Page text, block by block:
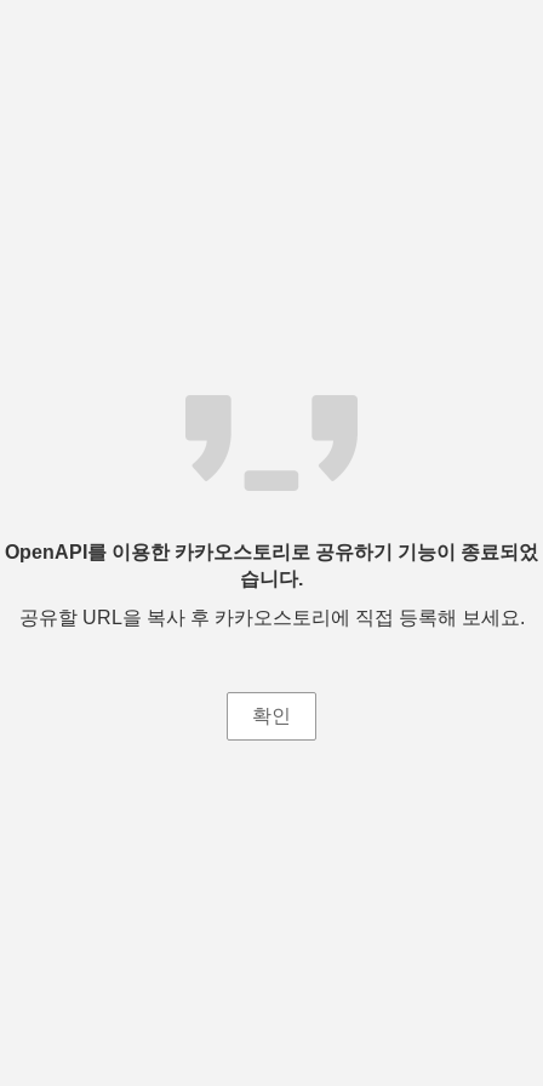
OpenAPI를 이용한 카카오스토리로 공유하기 기능이 종료되었
습니다.
공유할 URL을 복사 후 카카오스토리에 직접 등록해 보세요.
확인